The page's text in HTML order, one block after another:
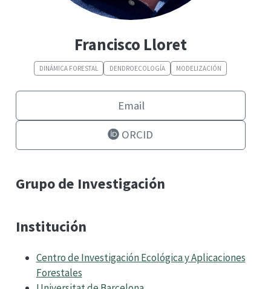
Francisco Lloret
DINÁMICA FORESTAL DENDROECOLOGÍA MODELIZACIÓN
Email
ORCID
Grupo de Investigación
Institución
Centro de Investigación Ecológica y Aplicaciones
Forestales